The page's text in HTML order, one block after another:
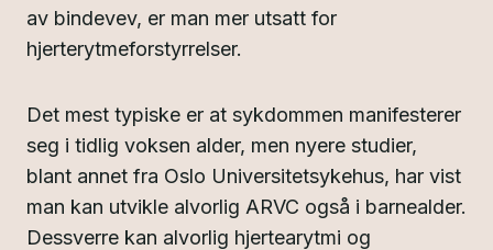
av bindevev, er man mer utsatt for
hjerterytmeforstyrrelser.
Det mest typiske er at sykdommen manifesterer
seg i tidlig voksen alder, men nyere studier,
blant annet fra Oslo Universitetsykehus, har vist
man kan utvikle alvorlig ARVC også i barnealder.
Dessverre kan alvorlig hjertearytmi og